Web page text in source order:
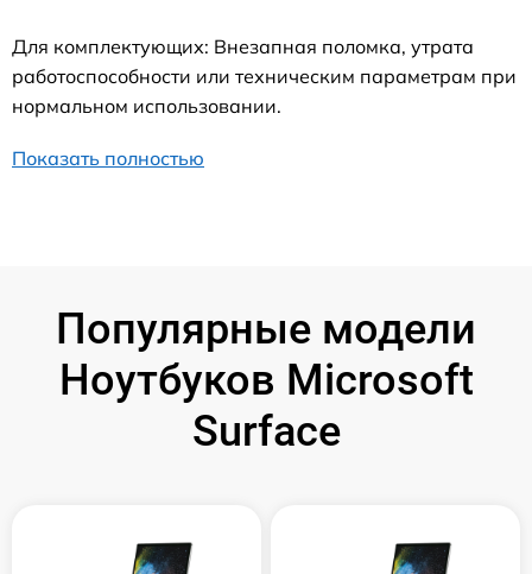
Для комплектующих: Внезапная поломка, утрата
работоспособности или техническим параметрам при
нормальном использовании.
Показать полностью
Популярные модели
Ноутбуков Microsoft
Surface